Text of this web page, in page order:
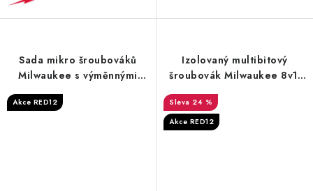
Sada mikro šroubováků
Milwaukee s výměnnými
přenosném balení
Akce RED12
Izolovaný multibitový
šroubovák Milwaukee 8v1,
24 %
Akce RED12